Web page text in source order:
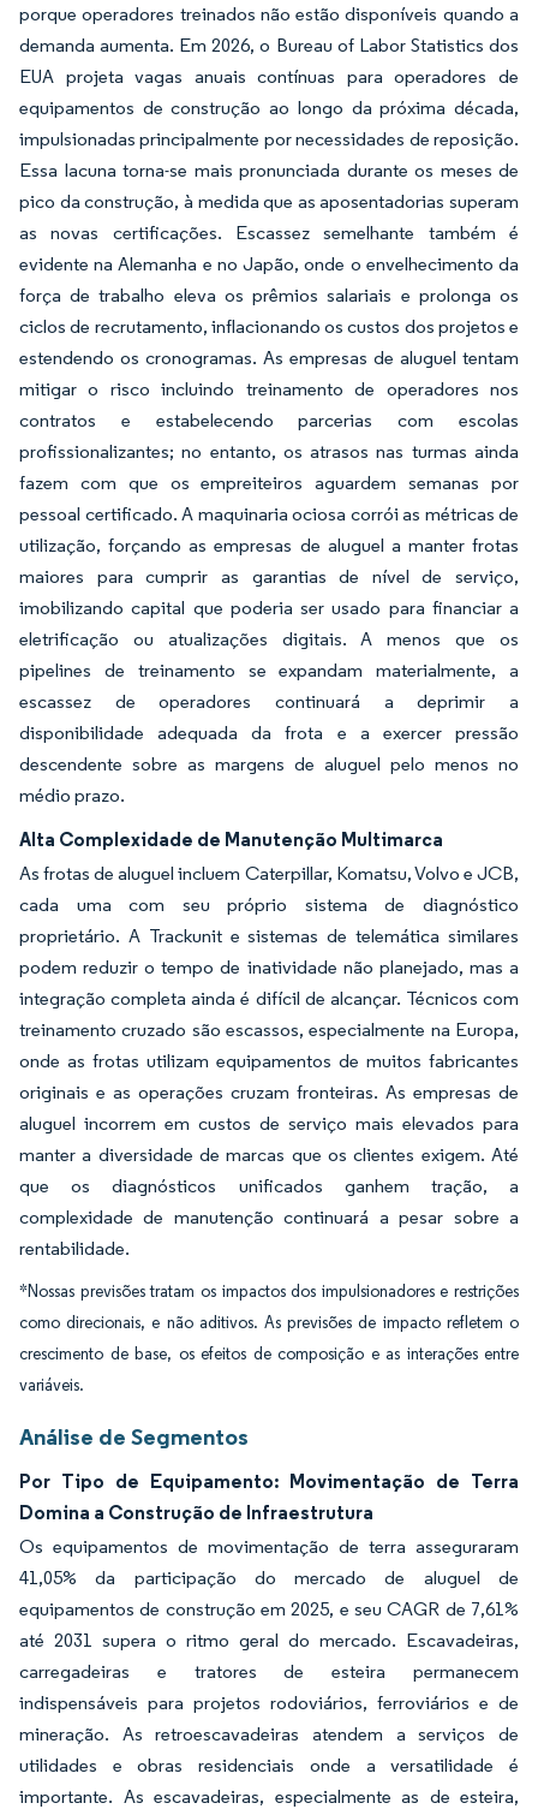
porque operadores treinados não estão disponíveis quando a
demanda aumenta. Em 2026, o Bureau of Labor Statistics dos
EUA projeta vagas anuais contínuas para operadores de
equipamentos de construção ao longo da próxima década,
impulsionadas principalmente por necessidades de reposição.
Essa lacuna torna-se mais pronunciada durante os meses de
pico da construção, à medida que as aposentadorias superam
as novas certificações. Escassez semelhante também é
evidente na Alemanha e no Japão, onde o envelhecimento da
força de trabalho eleva os prêmios salariais e prolonga os
ciclos de recrutamento, inflacionando os custos dos projetos e
estendendo os cronogramas. As empresas de aluguel tentam
mitigar o risco incluindo treinamento de operadores nos
contratos e estabelecendo parcerias com escolas
profissionalizantes; no entanto, os atrasos nas turmas ainda
fazem com que os empreiteiros aguardem semanas por
pessoal certificado. A maquinaria ociosa corrói as métricas de
utilização, forçando as empresas de aluguel a manter frotas
maiores para cumprir as garantias de nível de serviço,
imobilizando capital que poderia ser usado para financiar a
eletrificação ou atualizações digitais. A menos que os
pipelines de treinamento se expandam materialmente, a
escassez de operadores continuará a deprimir a
disponibilidade adequada da frota e a exercer pressão
descendente sobre as margens de aluguel pelo menos no
médio prazo.
Alta Complexidade de Manutenção Multimarca
As frotas de aluguel incluem Caterpillar, Komatsu, Volvo e JCB,
cada uma com seu próprio sistema de diagnóstico
proprietário. A Trackunit e sistemas de telemática similares
podem reduzir o tempo de inatividade não planejado, mas a
integração completa ainda é difícil de alcançar. Técnicos com
treinamento cruzado são escassos, especialmente na Europa,
onde as frotas utilizam equipamentos de muitos fabricantes
originais e as operações cruzam fronteiras. As empresas de
aluguel incorrem em custos de serviço mais elevados para
manter a diversidade de marcas que os clientes exigem. Até
que os diagnósticos unificados ganhem tração, a
complexidade de manutenção continuará a pesar sobre a
rentabilidade.
*Nossas previsões tratam os impactos dos impulsionadores e restrições
como direcionais, e não aditivos. As previsões de impacto refletem o
crescimento de base, os efeitos de composição e as interações entre
variáveis.
Análise de Segmentos
Por Tipo de Equipamento: Movimentação de Terra
Domina a Construção de Infraestrutura
Os equipamentos de movimentação de terra asseguraram
41,05% da participação do mercado de aluguel de
equipamentos de construção em 2025, e seu CAGR de 7,61%
até 2031 supera o ritmo geral do mercado. Escavadeiras,
carregadeiras e tratores de esteira permanecem
indispensáveis para projetos rodoviários, ferroviários e de
mineração. As retroescavadeiras atendem a serviços de
utilidades e obras residenciais onde a versatilidade é
importante. As escavadeiras, especialmente as de esteira,